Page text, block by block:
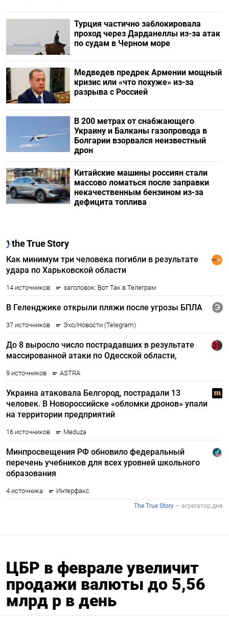
Турция частично заблокировала
проход через Дарданеллы из-за атак
по судам в Черном море
Медведев предрек Армении мощный
кризис или «что похуже» из-за
разрыва с Россией
В 200 метрах от снабжающего
Украину и Балканы газопровода в
Болгарии взорвался неизвестный
дрон
Китайские машины россиян стали
массово ломаться после заправки
некачественным бензином из-за
дефицита топлива
ЦБР в феврале увеличит
продажи валюты до 5,56
млрд р в день